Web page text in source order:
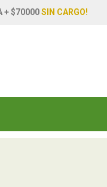
+ $70000SIN CARGO!